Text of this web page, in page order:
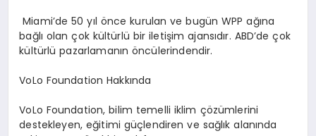
Miami’de 50 yıl önce kurulan ve bugün WPP ağına
bağlı olan çok kültürlü bir iletişim ajansıdır. ABD’de çok
kültürlü pazarlamanınöncülerindendir.
VoLo Foundation Hakkında
VoLo Foundation, bilim temelli iklim çözümlerini
destekleyen, eğitimi güçlendiren ve sağlık alanında